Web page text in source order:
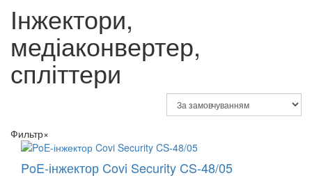
Інжектори,
медіаконвертер,
спліттери
Фильтр×
PoE-інжектор Covi Security CS-48/05